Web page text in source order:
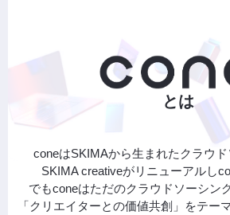
とは
coneはSKIMAから生まれたクラウド
SKIMA creativeがリニューアルし
でもconeはただのクラウドソーシン
「クリエイターとの価値共創」をテー